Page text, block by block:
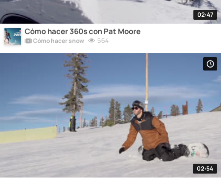
02:47
Cómo hacer 360s con Pat Moore
Cómo hacer snow 564
02:54